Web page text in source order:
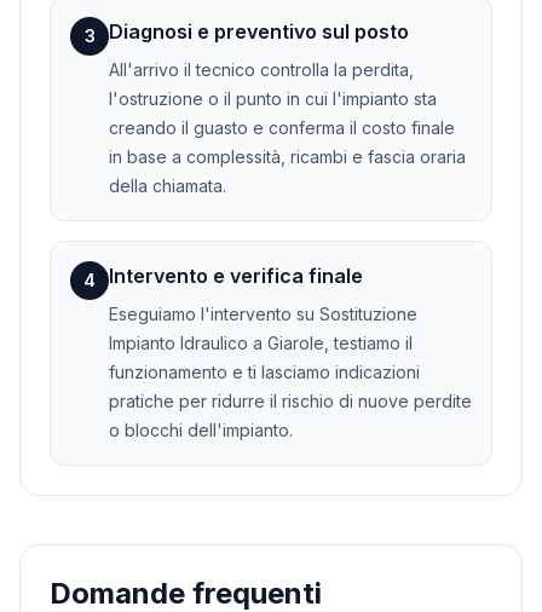
3 Diagnosi e preventivo sul posto
All'arrivo il tecnico controlla la perdita,
l'ostruzione o il punto in cui l'impianto sta
creando il guasto e conferma il costo finale
in base a complessità, ricambi e fascia oraria
della chiamata.
4 Intervento e verifica finale
Eseguiamo l'intervento su Sostituzione
Impianto Idraulico a Giarole, testiamo il
funzionamento e ti lasciamo indicazioni
pratiche per ridurre il rischio di nuove perdite
o blocchi dell'impianto.
Domande frequenti